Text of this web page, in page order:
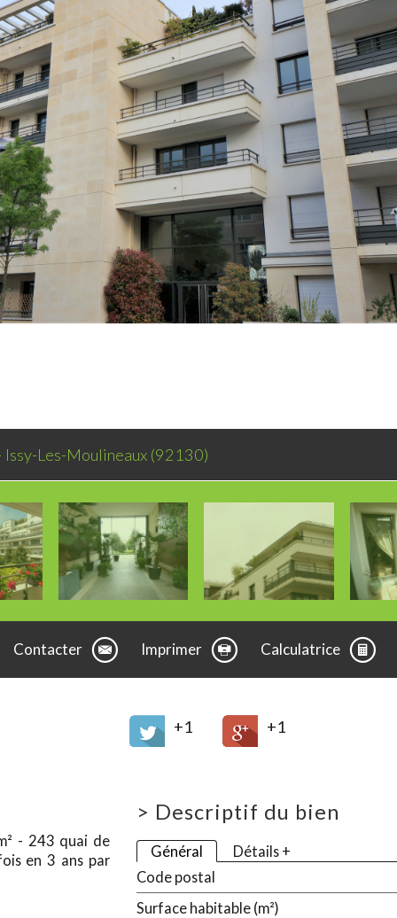
Les-Moulineaux (92130)
Contacter Imprimer Calculatrice
+1 +1
- 243 quai de
en 3 ans par
> Descriptif du bien
Général
Détails +
Code postal
Surface habitable (m²)